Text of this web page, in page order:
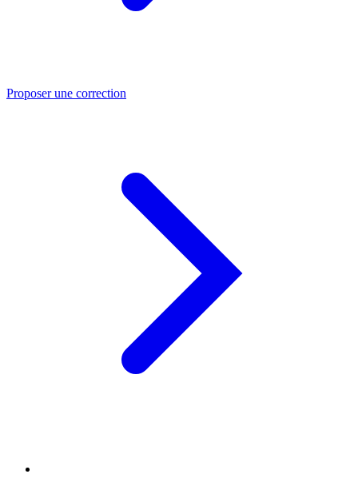
Proposer une correction